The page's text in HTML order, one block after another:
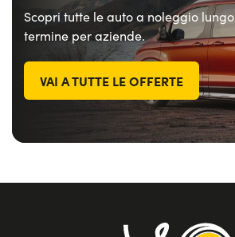
Scopri tutte le auto a noleggio lungo
termine per aziende.
VAI A TUTTE LE OFFERTE